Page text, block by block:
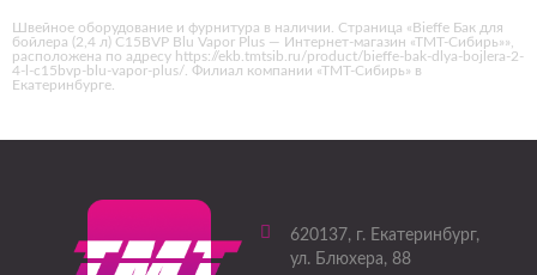
Швейное оборудование и фурнитура в наличии. Страница «Bieffe Бак для
бойлера (2,4 л) C15BVP Blu Vapor Plus — Интернет-магазин «ТМТ-Сибирь»»,
расположена по адресу https://ekb.tmtsib.ru/product/bieffe-bak-dlya-bojlera-2-
4-l-c15bvp-blu-vapor-plus/. Филиал компании «ТМТ-Сибирь» в
Екатеринбурге.
620137, г. Екатеринбург,
ул. Блюхера, 88